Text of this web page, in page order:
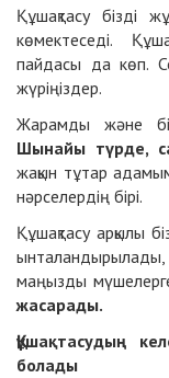
Құшақтасу бізді
көмектеседі.
пайдасы да көп.
жүріңіздер.
Жарамды және
Шынайы түрде,
жақын тұтар
нәрселердің бірі.
Құшақтасу арқылы
ынталандырылады,
маңызды мүшелерге
жасарады.
Құшақтасудың
болады